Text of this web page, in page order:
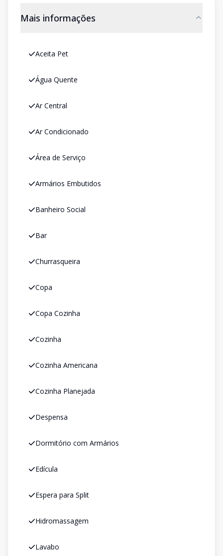
Mais informações
Aceita Pet
Água Quente
Ar Central
Ar Condicionado
Área de Serviço
Armários Embutidos
Banheiro Social
Bar
Churrasqueira
Copa
Copa Cozinha
Cozinha
Cozinha Americana
Cozinha Planejada
Despensa
Dormitório com Armários
Edícula
Espera para Split
Hidromassagem
Lavabo